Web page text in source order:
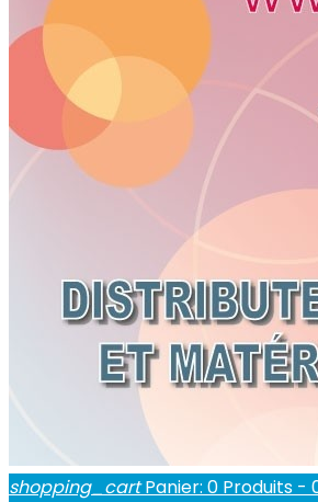
shopping_cart Panier: 0 Produits -